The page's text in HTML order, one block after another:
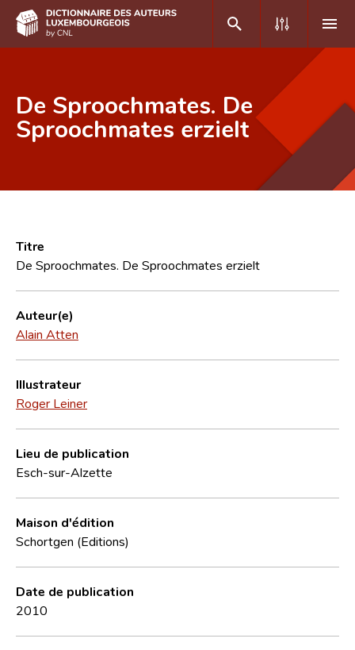
DE
Accueil
Foire aux questions
CNL
Équipe scientifique
Contact
De Sproochmates. De
Sproochmates erzielt
Titre
De Sproochmates. De Sproochmates erzielt
Auteur(e)
Alain Atten
Illustrateur
Roger Leiner
Lieu de publication
Esch-sur-Alzette
Maison d'édition
Schortgen (Editions)
Date de publication
2010